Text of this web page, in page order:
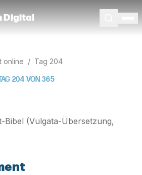
Digital
online / Tag 204
204 VON 365
Bibel (Vulgata-Übersetzung,